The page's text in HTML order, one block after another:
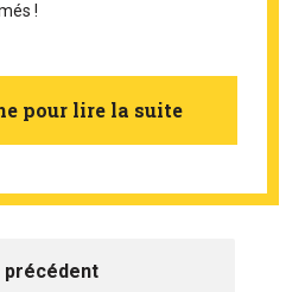
!
pour lire la suite